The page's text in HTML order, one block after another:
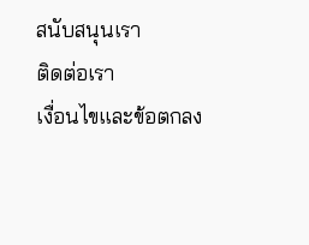
สนับสนุนเรา
ติดต่อเรา
เงื่อนไขและข้อตกลง